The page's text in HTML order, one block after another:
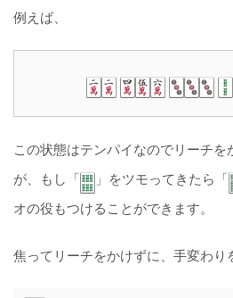
例えば、
この状態はテンパイなのでリーチを
が、もし「
」をツモってきたら「
オの役もつけることができます。
焦ってリーチをかけずに、手変わり